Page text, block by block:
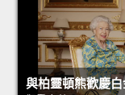
與柏靈頓熊歡慶